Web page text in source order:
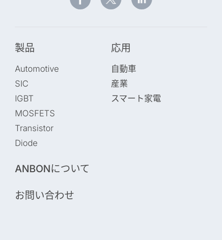
製品
Automotive
SIC
IGBT
MOSFETS
Transistor
Diode
応用
自動車
産業
スマート家電
ANBONについて
お問い合わせ